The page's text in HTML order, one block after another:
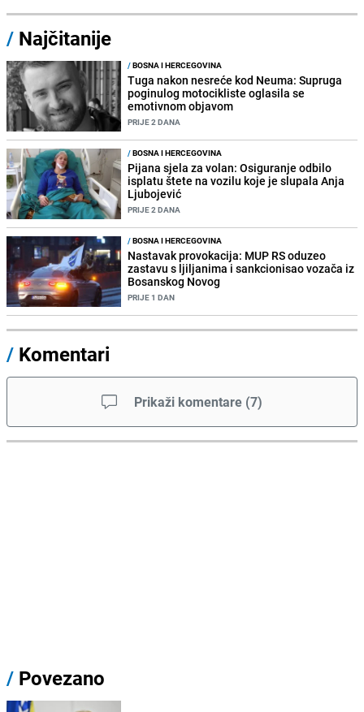
/ Najčitanije
/BOSNA I HERCEGOVINA
Tuga nakon nesreće kod Neuma: Supruga
poginulog motocikliste oglasila se
emotivnom objavom
PRIJE 2 DANA
/BOSNA I HERCEGOVINA
Pijana sjela za volan: Osiguranje odbilo
isplatu štete na vozilu koje je slupala Anja
Ljubojević
PRIJE 2 DANA
/BOSNA I HERCEGOVINA
Nastavak provokacija: MUP RS oduzeo
zastavu s ljiljanima i sankcionisao vozača iz
Bosanskog Novog
PRIJE 1 DAN
/ Komentari
Prikaži komentare (7)
/ Povezano